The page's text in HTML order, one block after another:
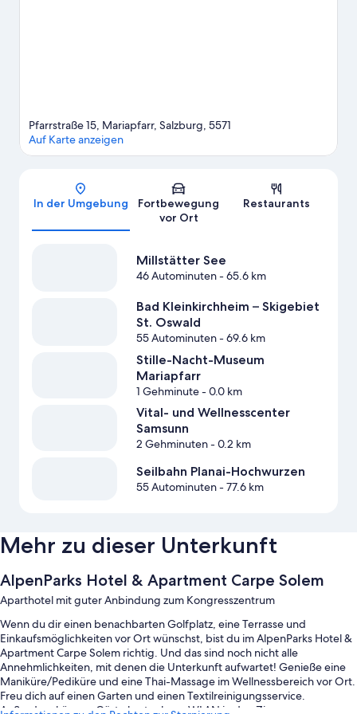
Karte
Pfarrstraße 15, Mariapfarr, Salzburg, 5571
Auf Karte anzeigen
In der Umgebung
Fortbewegung
vor Ort
Restaurants
Millstätter See
46 Autominuten- 65.6 km
Bad Kleinkirchheim – Skigebiet
St. Oswald
55 Autominuten- 69.6 km
Stille-Nacht-Museum
Mariapfarr
1 Gehminute- 0.0 km
Vital- und Wellnesscenter
Samsunn
2 Gehminuten- 0.2 km
Seilbahn Planai-Hochwurzen
55 Autominuten- 77.6 km
Mehr zu dieser Unterkunft
AlpenParks Hotel & Apartment Carpe Solem
Aparthotel mit guter Anbindung zum Kongresszentrum
Wenn du dir einen benachbarten Golfplatz, eine Terrasse und
Einkaufsmöglichkeiten vor Ort wünschst, bist du im AlpenParks Hotel &
Apartment Carpe Solem richtig. Und das sind noch nicht alle
Annehmlichkeiten, mit denen die Unterkunft aufwartet! Genieße eine
Maniküre/Pediküre und eine Thai-Massage im Wellnessbereich vor Ort.
Freu dich auf einen Garten und einen Textilreinigungsservice.
Außerdem können Gäste kostenloses WLAN in den Zimmern